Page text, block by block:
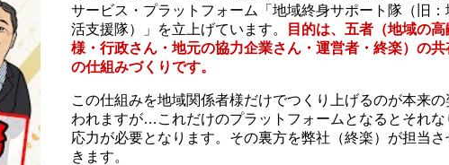
サービス・プラットフォーム「地域終身サポート隊（旧：
活支援隊）」を立上げています。
目的は、五者（地域の高
様・行政さん・地元の協力企業さん・運営者・終楽）の共
の仕組みづくりです。
この仕組みを地域関係者様だけでつくり上げるのが本来の
われますが…これだけのプラットフォームとなるとそれな
応力が必要となります。その裏方を弊社（終楽）が担当さ
きます。